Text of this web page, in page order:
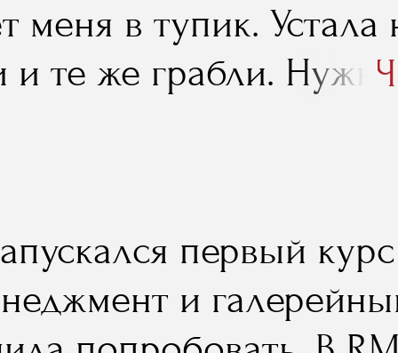
меня в тупик. Устала
и те же грабли.
ту самую
которой мне не
первый
и